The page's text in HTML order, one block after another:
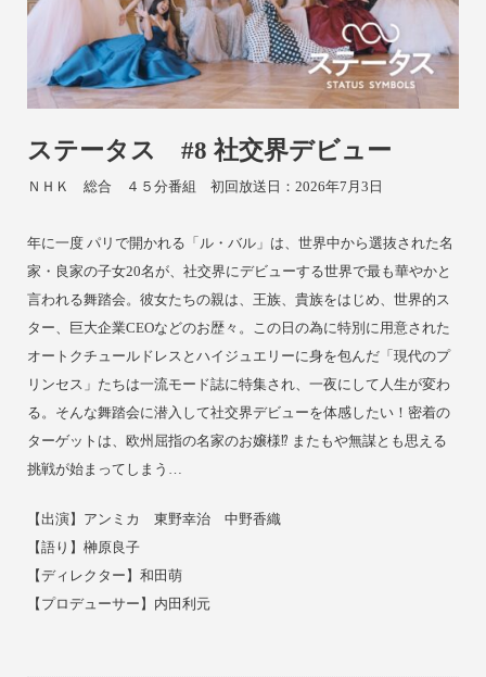
ステータス #8 社交界デビュー
ＮＨＫ 総合 ４５分番組 初回放送日：2026年7月3日
年に一度 パリで開かれる「ル・バル」は、世界中から選抜された名
家・良家の子女20名が、社交界にデビューする世界で最も華やかと
言われる舞踏会。彼女たちの親は、王族、貴族をはじめ、世界的ス
ター、巨大企業CEOなどのお歴々。この日の為に特別に用意された
オートクチュールドレスとハイジュエリーに身を包んだ「現代のプ
リンセス」たちは一流モード誌に特集され、一夜にして人生が変わ
る。そんな舞踏会に潜入して社交界デビューを体感したい！密着の
ターゲットは、欧州屈指の名家のお嬢様⁉ またもや無謀とも思える
挑戦が始まってしまう…
【出演】アンミカ 東野幸治 中野香織
【語り】榊原良子
【ディレクター】和田萌
【 プロデューサー 】内田利元